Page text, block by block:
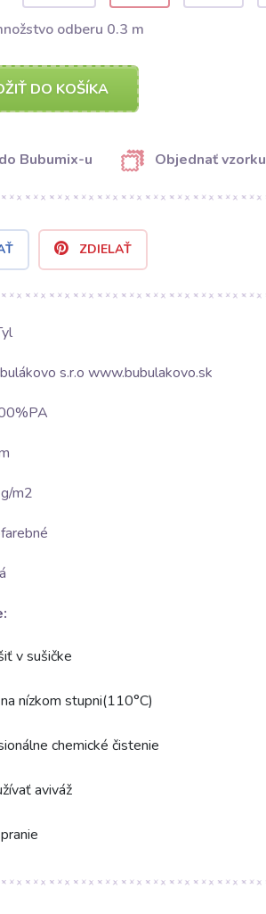
odberu 0.3 m
DO KOŠÍKA
Bubumix-u Objednať vzorku
ZDIELAŤ
s.r.o www.bubulakovo.sk
m2
v sušičke
nízkom stupni(110°C)
chemické čistenie
aviváž